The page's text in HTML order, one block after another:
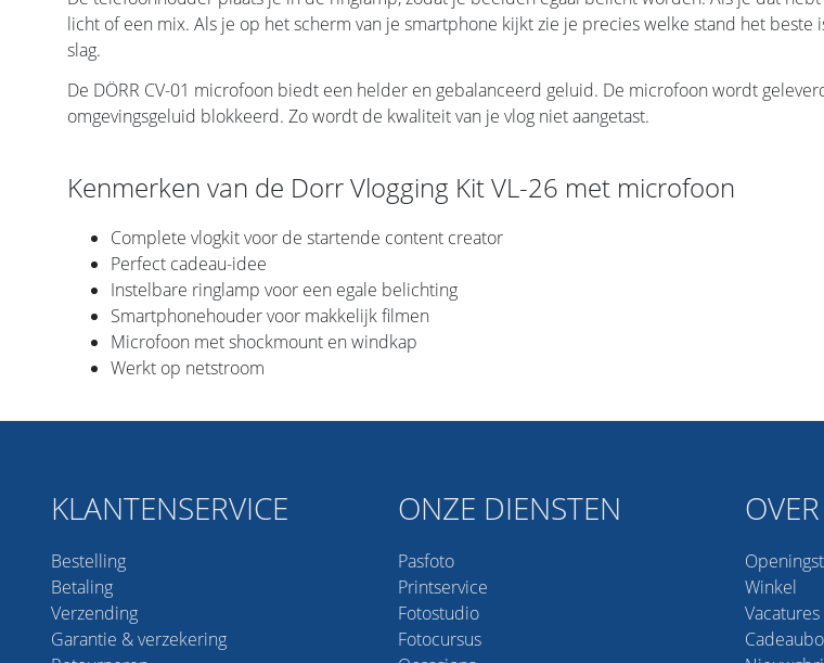
licht of een mix. Als je op het scherm van je smartphone kijkt zie je precies welke stand het
slag.
De DÖRR CV-01 microfoon biedt een helder en gebalanceerd geluid. De microfoon wordt
omgevingsgeluid blokkeerd. Zo wordt de kwaliteit van je vlog niet aangetast.
Kenmerken van de Dorr Vlogging Kit VL-26 met microfoon
Complete vlogkit voor de startende content creator
Perfect cadeau-idee
Instelbare ringlamp voor een egale belichting
Smartphonehouder voor makkelijk filmen
Microfoon met shockmount en windkap
Werkt op netstroom
KLANTENSERVICE
Bestelling
Betaling
Verzending
Garantie & verzekering
ONZE DIENSTEN
Pasfoto
Printservice
Fotostudio
Fotocursus
Winkel
Vacatures